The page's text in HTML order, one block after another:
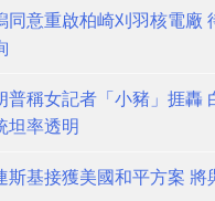
同意重啟柏崎刈羽核電廠
普稱女記者「小豬」捱轟
坦率透明
斯基接獲美國和平方案 將